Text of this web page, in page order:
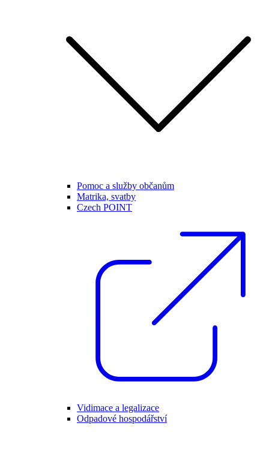
Pomoc a služby občanům
Matrika, svatby
Czech POINT
Vidimace a legalizace
Odpadové hospodářství